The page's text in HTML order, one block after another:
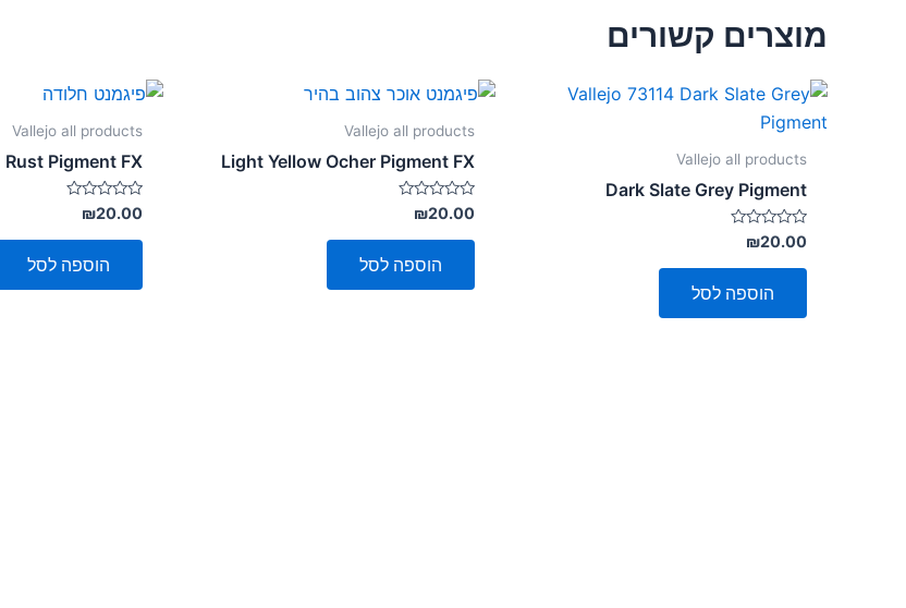
מוצרים קשורים
Vallejo all products
Dark Slate Grey Pigment
דורג
0
מתוך
₪20.00
הוספה לסל
Vallejo all products
Light Yellow Ocher Pigment FX
דורג
0
מתוך
₪20.00
הוספה לסל
Vallejo all products
Rust Pigment FX
דורג
0
מתוך
₪20.00
הוספה לסל